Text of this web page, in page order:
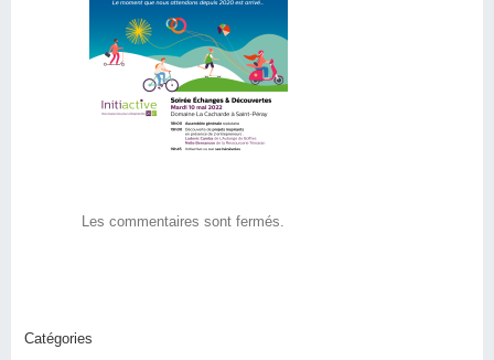
Les commentaires sont fermés.
Catégories